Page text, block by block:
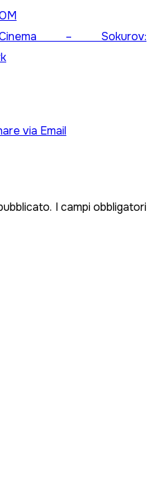
– Sokurov:
via Email
I campi obbligatori